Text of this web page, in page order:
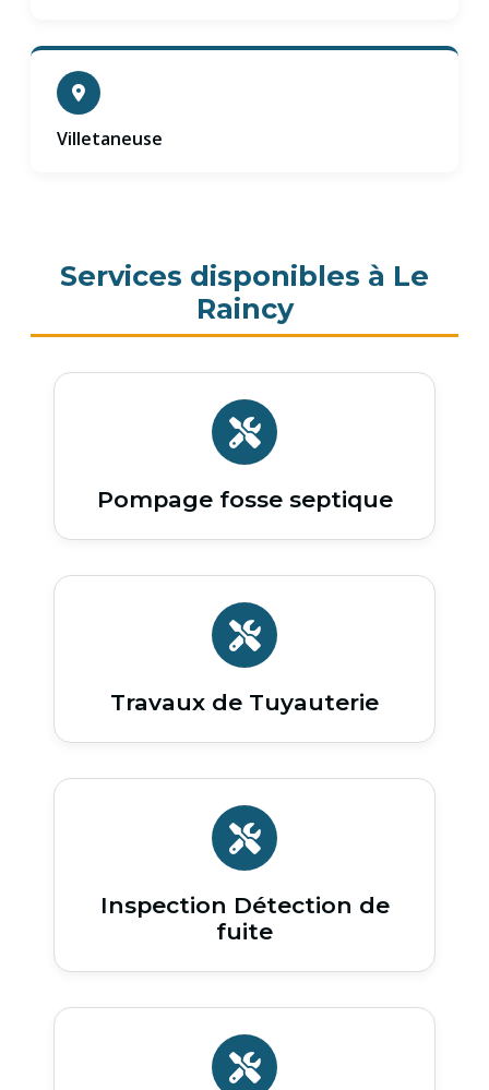
Villetaneuse
Services disponibles à Le
Raincy
Pompage fosse septique
Travaux de Tuyauterie
Inspection Détection de
fuite